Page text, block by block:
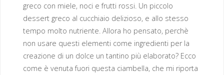
greco con miele, noci e frutti rossi. Un piccolo
dessert greco al cucchiaio delizioso, e allo stesso
tempo molto nutriente. Allora ho pensato, perchè
non usare questi elementi come ingredienti per la
creazione di un dolce un tantino più elaborato? Ecco
come è venuta fuori questa ciambella, che mi riporta